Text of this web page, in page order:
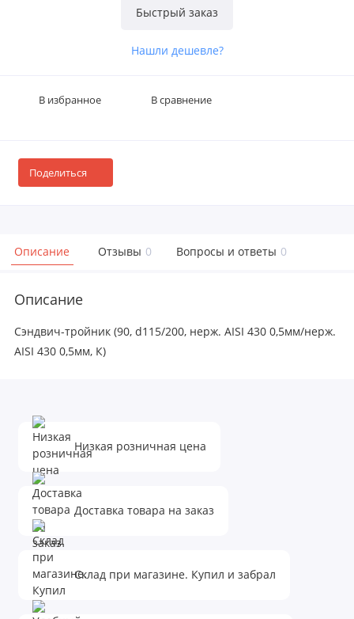
Быстрый заказ
Нашли дешевле?
В избранное В сравнение
Поделиться
Описание Отзывы 0 Вопросы и ответы 0
Описание
Сэндвич-тройник (90, d115/200, нерж. AISI 430 0,5мм/нерж.
AISI 430 0,5мм, К)
Низкая розничная цена
Доставка товара на заказ
Склад при магазине. Купил и забрал